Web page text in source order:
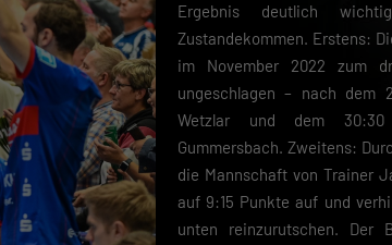
Ergebnis deutlich
Zustandekommen. Erstens:
im November 2022 zum
ungeschlagen – nach dem
Wetzlar und dem
Gummersbach. Zweitens:
die Mannschaft von Trainer
auf 9:15 Punkte auf und
unten reinzurutschen. Der